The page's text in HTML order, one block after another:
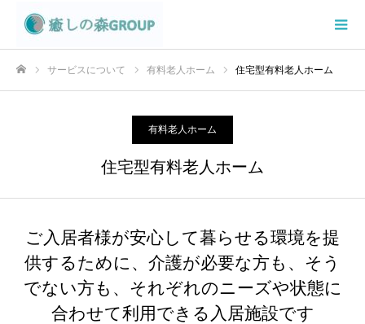
サービスについて 有料老人ホーム 住宅型有料老人ホーム
有料老人ホーム
住宅型有料老人ホーム
ご入居者様が安心して暮らせる環境を提
供するために、介護が必要な方も、そう
でない方も、それぞれのニーズや状態に
合わせて利用できる入居施設です